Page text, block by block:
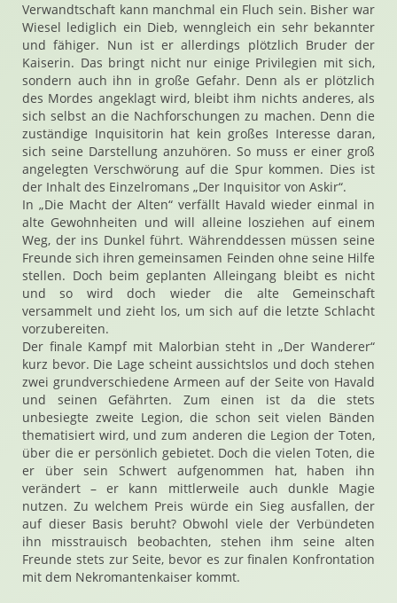
Verwandtschaft kann manchmal ein Fluch sein. Bisher war
Wiesel lediglich ein Dieb, wenngleich ein sehr bekannter
und fähiger. Nun ist er allerdings plötzlich Bruder der
Kaiserin. Das bringt nicht nur einige Privilegien mit sich,
sondern auch ihn in große Gefahr. Denn als er plötzlich
des Mordes angeklagt wird, bleibt ihm nichts anderes, als
sich selbst an die Nachforschungen zu machen. Denn die
zuständige Inquisitorin hat kein großes Interesse daran,
sich seine Darstellung anzuhören. So muss er einer groß
angelegten Verschwörung auf die Spur kommen. Dies ist
der Inhalt des Einzelromans „Der Inquisitor von Askir“.
In „Die Macht der Alten“ verfällt Havald wieder einmal in
alte Gewohnheiten und will alleine losziehen auf einem
Weg, der ins Dunkel führt. Währenddessen müssen seine
Freunde sich ihren gemeinsamen Feinden ohne seine Hilfe
stellen. Doch beim geplanten Alleingang bleibt es nicht
und so wird doch wieder die alte Gemeinschaft
versammelt und zieht los, um sich auf die letzte Schlacht
vorzubereiten.
Der finale Kampf mit Malorbian steht in „Der Wanderer“
kurz bevor. Die Lage scheint aussichtslos und doch stehen
zwei grundverschiedene Armeen auf der Seite von Havald
und seinen Gefährten. Zum einen ist da die stets
unbesiegte zweite Legion, die schon seit vielen Bänden
thematisiert wird, und zum anderen die Legion der Toten,
über die er persönlich gebietet. Doch die vielen Toten, die
er über sein Schwert aufgenommen hat, haben ihn
verändert – er kann mittlerweile auch dunkle Magie
nutzen. Zu welchem Preis würde ein Sieg ausfallen, der
auf dieser Basis beruht? Obwohl viele der Verbündeten
ihn misstrauisch beobachten, stehen ihm seine alten
Freunde stets zur Seite, bevor es zur finalen Konfrontation
mit dem Nekromantenkaiser kommt.